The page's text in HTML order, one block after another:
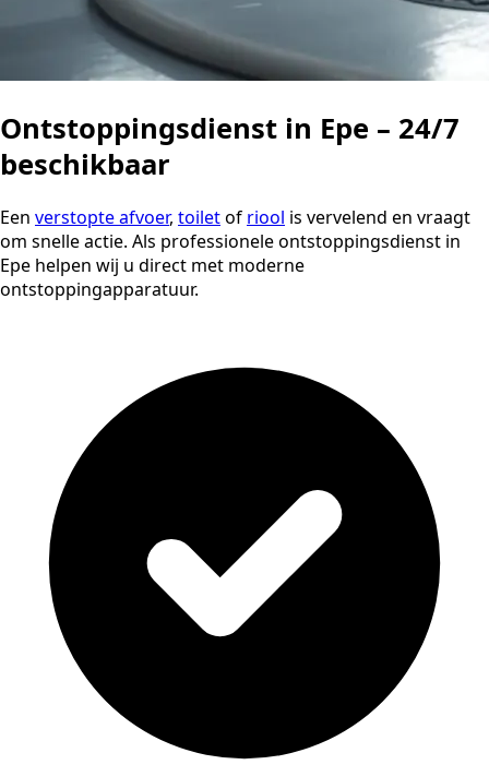
Ontstoppingsdienst in Epe – 24/7
beschikbaar
Een verstopte afvoer, toiletof riool is vervelend en vraagt
om snelle actie. Als professionele ontstoppingsdienst in
Epe helpen wij u direct met moderne
ontstoppingapparatuur.